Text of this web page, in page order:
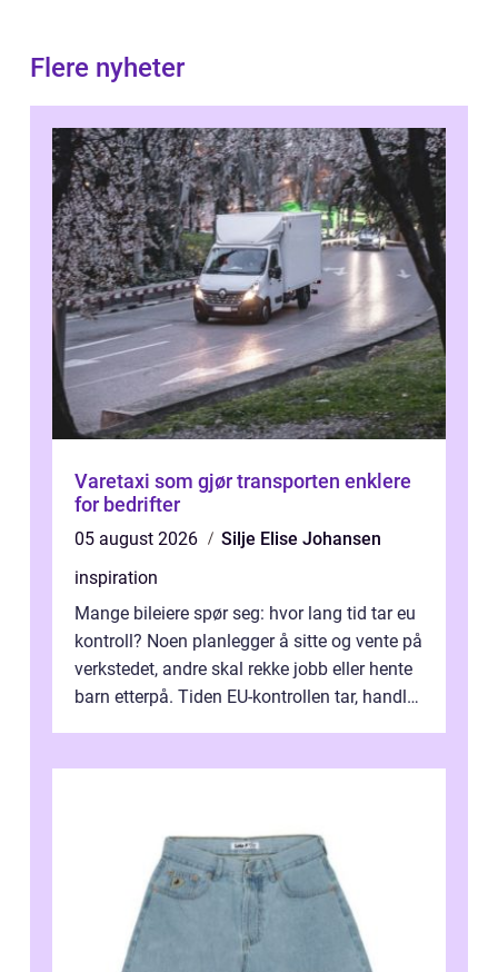
Flere nyheter
Varetaxi som gjør transporten enklere
for bedrifter
05 august 2026
Silje Elise Johansen
inspiration
Mange bileiere spør seg: hvor lang tid tar eu
kontroll? Noen planlegger å sitte og vente på
verkstedet, andre skal rekke jobb eller hente
barn etterpå. Tiden EU-kontrollen tar, handler